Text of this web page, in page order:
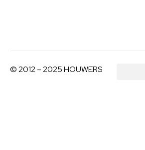
© 2012 – 2025 HOUWERS